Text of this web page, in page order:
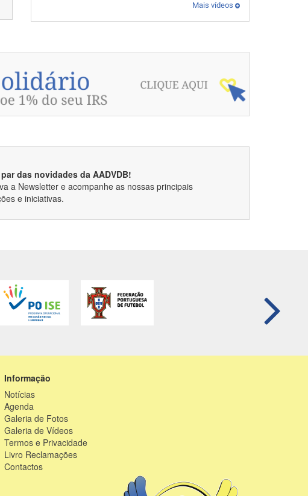
Mais vídeos
das novidades da AADVDB!
a Newsletter e acompanhe as nossas principais
e iniciativas.
Informação
Notícias
Agenda
Galeria de Fotos
Galeria de Vídeos
Termos e Privacidade
Livro Reclamações
Contactos